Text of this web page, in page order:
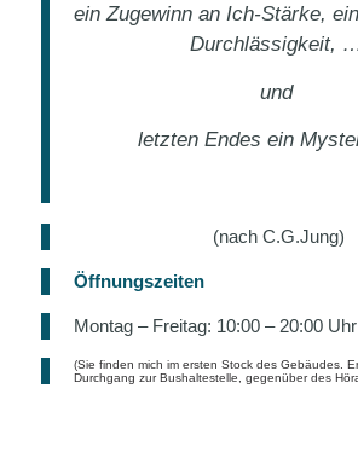
ein Zugewinn an Ich-Stärke,
Durchlässigkeit,
und
letzten Endes ein
(nach C.G.Jung)
Öffnungszeiten
Montag – Freitag: 10:00 – 20:00 Uhr
(Sie finden mich im ersten Stock des Gebäudes.
Durchgang zur Bushaltestelle, gegenüber des